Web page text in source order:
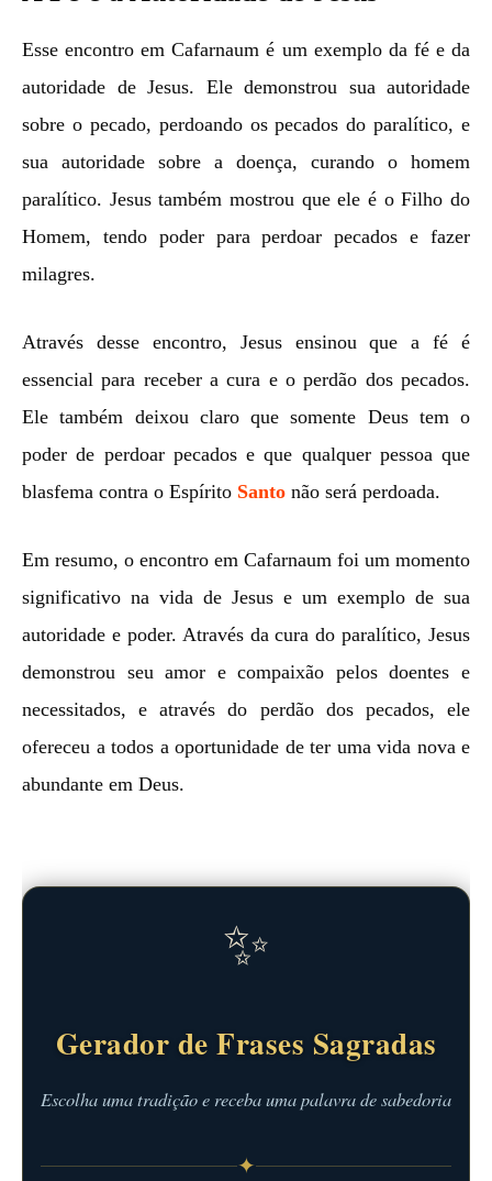
Esse encontro em Cafarnaum é um exemplo da fé e da
autoridade de Jesus. Ele demonstrou sua autoridade
sobre o pecado, perdoando os pecados do paralítico, e
sua autoridade sobre a doença, curando o homem
paralítico. Jesus também mostrou que ele é o Filho do
Homem, tendo poder para perdoar pecados e fazer
milagres.
Através desse encontro, Jesus ensinou que a fé é
essencial para receber a cura e o perdão dos pecados.
Ele também deixou claro que somente Deus tem o
poder de perdoar pecados e que qualquer pessoa que
blasfema contra o Espírito Santo não será perdoada.
Em resumo, o encontro em Cafarnaum foi um momento
significativo na vida de Jesus e um exemplo de sua
autoridade e poder. Através da cura do paralítico, Jesus
demonstrou seu amor e compaixão pelos doentes e
necessitados, e através do perdão dos pecados, ele
ofereceu a todos a oportunidade de ter uma vida nova e
abundante em Deus.
✨
Gerador de Frases Sagradas
Escolha uma tradição e receba uma palavra de sabedoria
✦